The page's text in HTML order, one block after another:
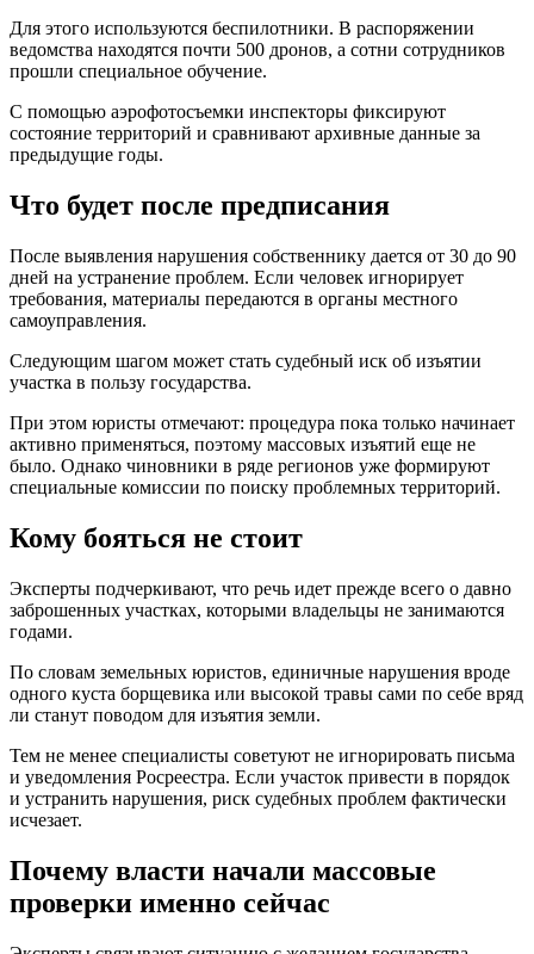
Для этого используются беспилотники. В распоряжении
ведомства находятся почти 500 дронов, а сотни сотрудников
прошли специальное обучение.
С помощью аэрофотосъемки инспекторы фиксируют
состояние территорий и сравнивают архивные данные за
предыдущие годы.
Что будет после предписания
После выявления нарушения собственнику дается от 30 до 90
дней на устранение проблем. Если человек игнорирует
требования, материалы передаются в органы местного
самоуправления.
Следующим шагом может стать судебный иск об изъятии
участка в пользу государства.
При этом юристы отмечают: процедура пока только начинает
активно применяться, поэтому массовых изъятий еще не
было. Однако чиновники в ряде регионов уже формируют
специальные комиссии по поиску проблемных территорий.
Кому бояться не стоит
Эксперты подчеркивают, что речь идет прежде всего о давно
заброшенных участках, которыми владельцы не занимаются
годами.
По словам земельных юристов, единичные нарушения вроде
одного куста борщевика или высокой травы сами по себе вряд
ли станут поводом для изъятия земли.
Тем не менее специалисты советуют не игнорировать письма
и уведомления Росреестра. Если участок привести в порядок
и устранить нарушения, риск судебных проблем фактически
исчезает.
Почему власти начали массовые
проверки именно сейчас